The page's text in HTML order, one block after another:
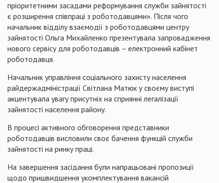
пріоритетними засадами реформування служби зайнятості
є розширення співпраці з роботодавцями». Після чого
начальник відділу взаємодії з роботодавцями центру
зайнятості Ольга Михайленко презентувала запровадження
нового сервісу для роботодавців – електронний кабінет
роботодавця.
Начальник управління соціального захисту населення
райдержадміністрації Світлана Матюк у своєму виступі
акцентувала увагу присутніх на сприянні легалізації
зайнятості населення району.
В процесі активного обговорення представники
роботодавців висловили своє бачення функцій служби
зайнятості на ринку праці.
На завершення засідання були напрацьовані пропозиції
щодо пришвидшення укомплектування вакансій